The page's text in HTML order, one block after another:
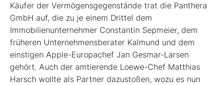
Käufer der Vermögensgegenstände trat die Panthera
GmbH auf, die zu je einem Drittel dem
Immobilienunternehmer Constantin Sepmeier, dem
früheren Unternehmensberater Kalmund und dem
einstigen Apple-Europachef Jan Gesmar-Larsen
gehört. Auch der amtierende Loewe-Chef Matthias
Harsch wollte als Partner dazustoßen, wozu es nun